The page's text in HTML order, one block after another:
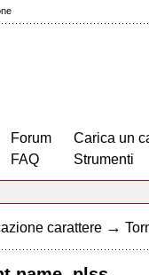
Forum
FAQ
Carica un
Strumenti
carattere →